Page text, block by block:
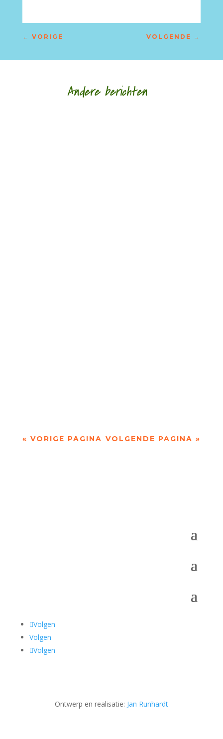
← VORIGE VOLGENDE →
Andere berichten
« VORIGE PAGINA VOLGENDE PAGINA »
Volgen
Volgen
Volgen
Ontwerp en realisatie: Jan Runhardt